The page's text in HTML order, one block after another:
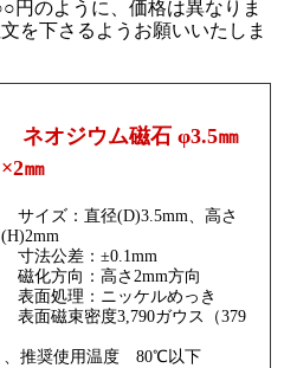
円のように、価格は異なりま
を下さるようお願いいたしま
ネオジウム磁石 φ3.5㎜
×2㎜
サイズ：直径(D)3.5mm、高さ
(H)2mm
寸法公差：±0.1mm
磁化方向：高さ2mm方向
表面処理：ニッケルめっき
表面磁束密度3,790ガウス（379
、推奨使用温度 80℃以下